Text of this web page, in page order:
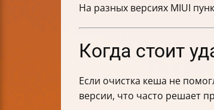
На разных версиях MIUI
Когда стоит
Если очистка кеша не
версии, что часто решает